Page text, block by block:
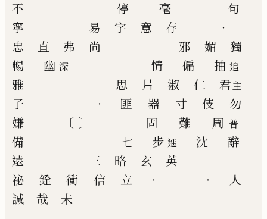
不
停 毫
句
寧
易 字 意 存
‧
忠
直 弗 尚 邪 媚
獨
暢
幽 深 情 偏 抽追
雅 思 片 淑 仁 君主
子 ‧ 匪 器 寸 伎
勿
嫌
〔 〕 固 難 周 普
備 七 步 進 沈
辭
遠
三 略 玄
英
祕
銓 衝 信 立 ‧ ‧
人
誠
哉
未